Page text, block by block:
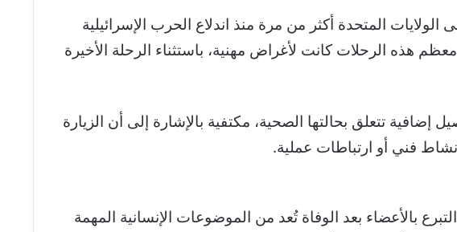
المتحدة أكثر من مرة منذ اندلاع الحرب الإسرائيلية
هذه الرحلات كانت لأغراض مهنية، باستثناء الرحلة الأخيرة
إضافية تتعلق بحالتها الصحية، مكتفية بالإشارة إلى أن الزيارة
فني أو ارتباطات عملية.
بالأعضاء بعد الوفاة تُعد من الموضوعات الإنسانية المهمة